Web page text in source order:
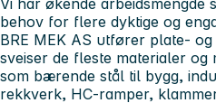
behov for flere dyktige og
BRE MEK AS utfører plate-
sveiser de fleste materialer
som bærende stål til bygg,
rekkverk, HC-ramper,